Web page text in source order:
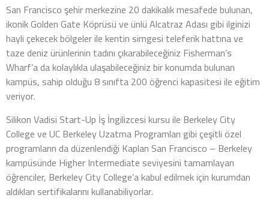
San Francisco şehir merkezine 20 dakikalık mesafede bulunan,
ikonik Golden Gate Köprüsü ve ünlü Alcatraz Adası gibi ilginizi
hayli çekecek bölgeler ile kentin simgesi teleferik hattına ve
taze deniz ürünlerinin tadını çıkarabileceğiniz Fisherman’s
Wharf’a da kolaylıkla ulaşabileceğiniz bir konumda bulunan
kampüs, sahip olduğu 8 sınıfta 200 öğrenci kapasitesi ile eğitim
veriyor.
Silikon Vadisi Start-Up İş İngilizcesi kursu ile Berkeley City
College ve UC Berkeley Uzatma Programları gibi çeşitli özel
programların da düzenlendiği Kaplan San Francisco – Berkeley
kampüsünde Higher Intermediate seviyesini tamamlayan
öğrenciler, Berkeley City College’a kabul edilmek için kurumdan
aldıkları sertifikalarını kullanabiliyorlar.